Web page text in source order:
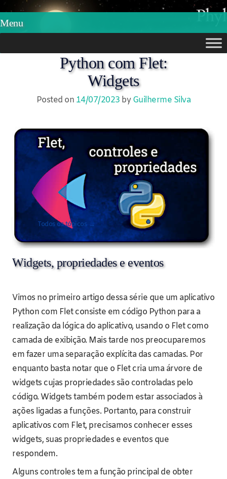
Phylos.net
Menu
Python com Flet:
Widgets
Posted on 14/07/2023 byGuilherme Silva
Todos os tópicos →
Widgets, propriedades e eventos
Vimos no primeiro artigo dessa série que um aplicativo
Python com Flet consiste em código Python para a
realização da lógica do aplicativo, usando o Flet como
camada de exibição. Mais tarde nos preocuparemos
em fazer uma separação explícita das camadas. Por
enquanto basta notar que o Flet cria uma árvore de
widgets cujas propriedades são controladas pelo
código. Widgets também podem estar associados à
ações ligadas a funções. Portanto, para construir
aplicativos com Flet, precisamos conhecer esses
widgets, suas propriedades e eventos que
respondem.
Alguns controles tem a função principal de obter